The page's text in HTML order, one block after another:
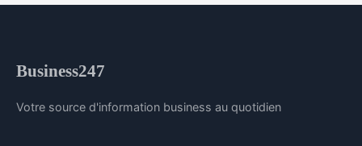
Business247
Votre source d'information business au quotidien